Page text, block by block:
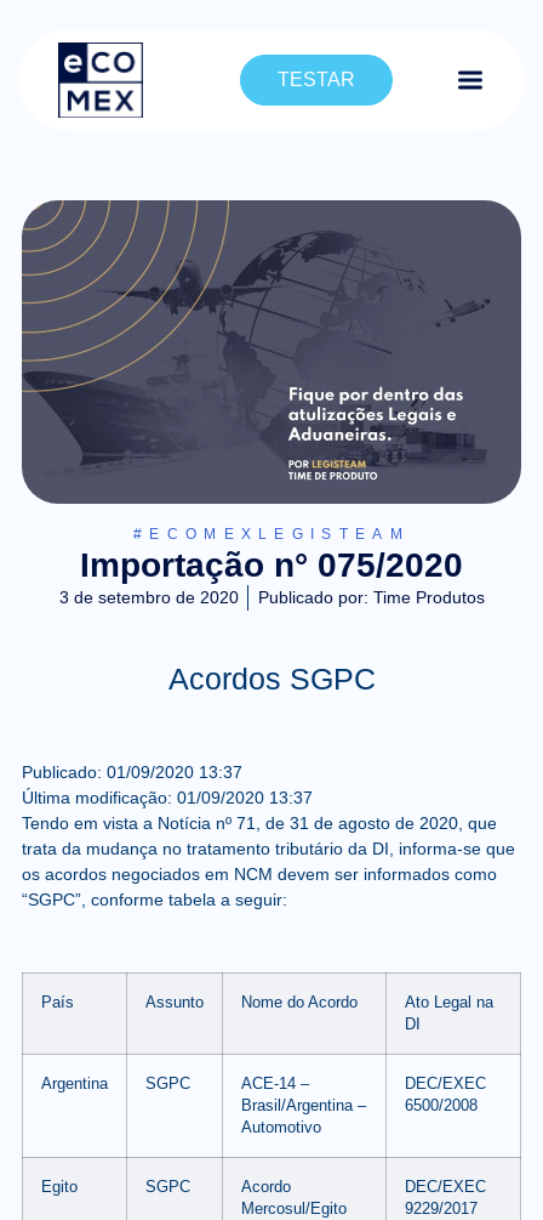
TESTAR
#ECOMEXLEGISTEAM
Importação n° 075/2020
3 de setembro de 2020 Publicado por: Time Produtos
Acordos SGPC
Publicado: 01/09/2020 13:37
Última modificação: 01/09/2020 13:37
Tendo em vista a Notícia nº 71, de 31 de agosto de 2020, que
trata da mudança no tratamento tributário da DI, informa-se que
os acordos negociados em NCM devem ser informados como
“SGPC”, conforme tabela a seguir:
País Assunto Nome do Acordo
Ato Legal na
DI
Argentina SGPC
ACE-14 –
Brasil/Argentina –
Automotivo
DEC/EXEC
6500/2008
Egito SGPC
Acordo
Mercosul/Egito
DEC/EXEC
9229/2017